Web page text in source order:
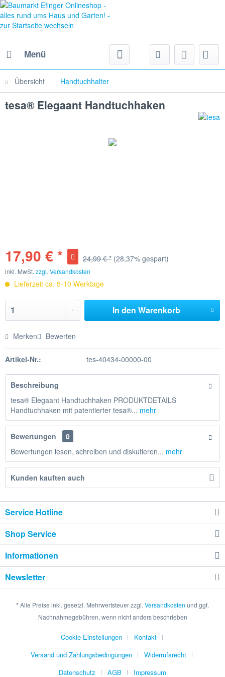
Menü
Übersicht Handtuchhalter
tesa® Elegaant Handtuchhaken
17,90 € * 24,99 € * (28,37% gespart)
inkl. MwSt. zzgl. Versandkosten
Lieferzeit ca. 5-10 Werktage
In den Warenkorb
Merken Bewerten
Artikel-Nr.: tes-40434-00000-00
Beschreibung
tesa® Elegaant Handtuchhaken PRODUKTDETAILS
Handtuchhaken mit patentierter tesa®... mehr
Bewertungen
0
Bewertungen lesen, schreiben und diskutieren... mehr
Kunden kauften auch
Service Hotline
Shop Service
Informationen
Newsletter
* Alle Preise inkl. gesetzl. Mehrwertsteuer zzgl. Versandkosten und ggf.
Nachnahmegebühren, wenn nicht anders beschrieben
Cookie-Einstellungen
Kontakt
Versand und Zahlungsbedingungen
Widerrufsrecht
Datenschutz
AGB Impressum